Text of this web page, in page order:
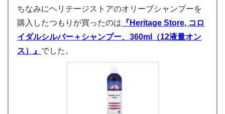
ちなみにヘリテージストアのオリーブシャンプーを
購入したつもりが買ったのは 『Heritage Store, コロ
イダルシルバー＋シャンプー、360ml（12液量オン
ス）』 でした。